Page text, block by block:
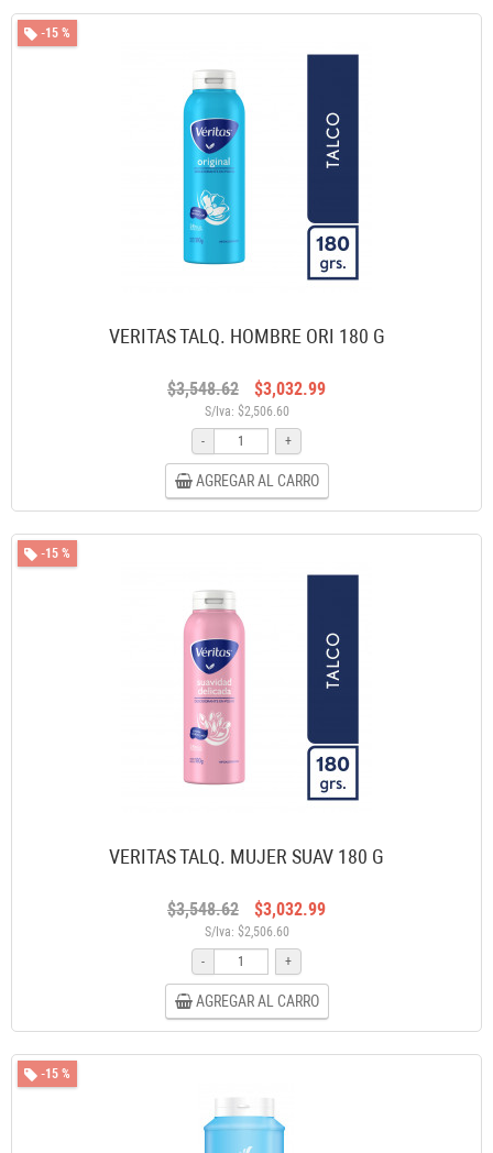
-15 %
VERITAS TALQ. HOMBRE ORI 180 G
$3,548.62 $3,032.99
S/Iva: $2,506.60
-
+
AGREGAR AL CARRO
-15 %
VERITAS TALQ. MUJER SUAV 180 G
$3,548.62 $3,032.99
S/Iva: $2,506.60
-
+
AGREGAR AL CARRO
-15 %